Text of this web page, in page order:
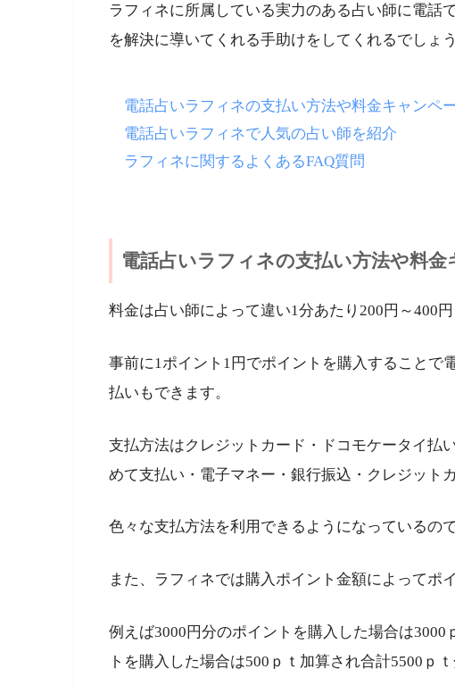
ラフィネに所属している実力のある占い師に電話
を解決に導いてくれる手助けをしてくれるでしょう
電話占いラフィネの支払い方法や料金キャンペ
電話占いラフィネで人気の占い師を紹介
ラフィネに関するよくあるFAQ質問
電話占いラフィネの支払い方法や料
料金は占い師によって違い1分あたり200円～400
事前に1ポイント1円でポイントを購入することで
払いもできます。
支払方法はクレジットカード・ドコモケータイ払
めて支払い・電子マネー・銀行振込・クレジット
色々な支払方法を利用できるようになっているの
また、ラフィネでは購入ポイント金額によってポ
例えば3000円分のポイントを購入した場合は
トを購入した場合は500ｐｔ加算され合計5500ｐ